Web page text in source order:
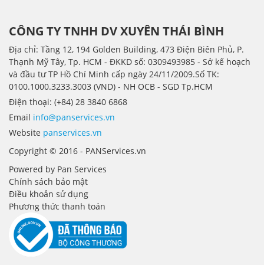
CÔNG TY TNHH DV XUYÊN THÁI BÌNH
Địa chỉ: Tầng 12, 194 Golden Building, 473 Điện Biên Phủ, P.
Thạnh Mỹ Tây, Tp. HCM - ÐKKD số: 0309493985 - Sở kế hoạch
và đầu tư TP Hồ Chí Minh cấp ngày 24/11/2009.Số TK:
0100.1000.3233.3003 (VND) - NH OCB - SGD Tp.HCM
Điện thoại: (+84) 28 3840 6868
Email info@panservices.vn
Website panservices.vn
Copyright © 2016 - PANServices.vn
Powered by Pan Services
Chính sách bảo mật
Điều khoản sử dụng
Phương thức thanh toán